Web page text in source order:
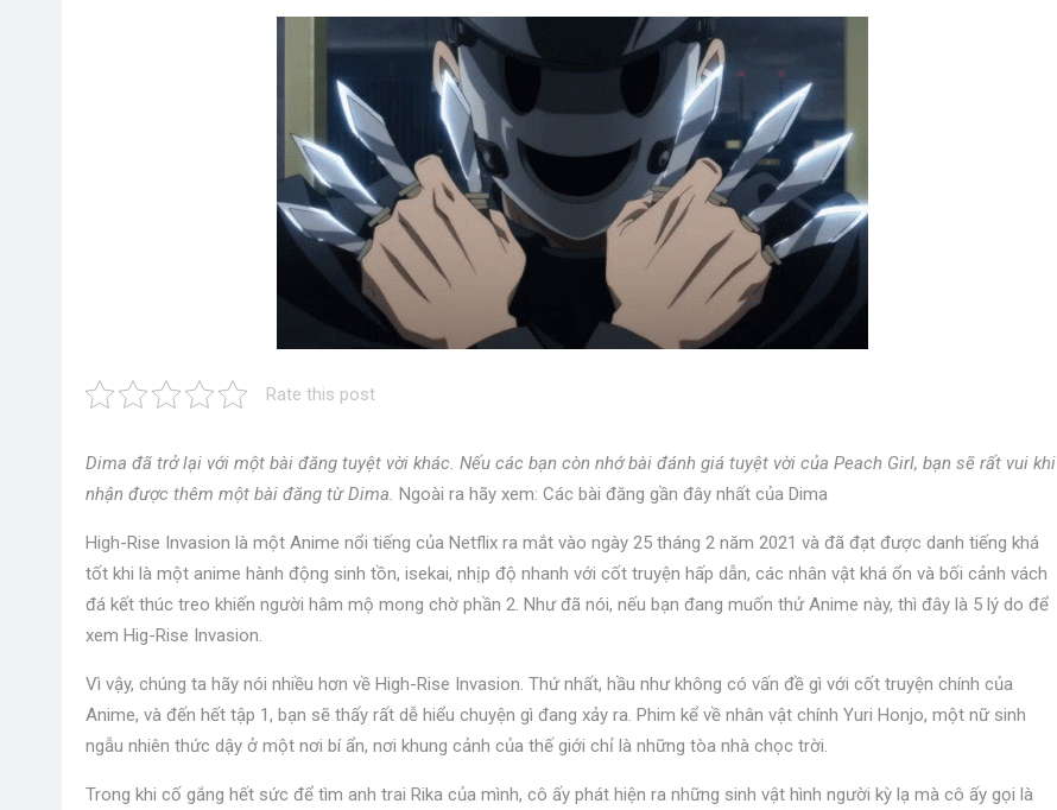
Rate this post
Dima đã trở lại với một bài đăng tuyệt vời khác. Nếu các bạn còn nhớ bài đánh giá tuyệt vời của Peach Girl, bạn sẽ rất vui khi
nhận được thêm một bài đăng từ Dima. Ngoài ra hãy xem: Các bài đăng gần đây nhất của Dima
High-Rise Invasion là một Anime nổi tiếng của Netflix ra mắt vào ngày 25 tháng 2 năm 2021 và đã đạt được danh tiếng khá
tốt khi là một anime hành động sinh tồn, isekai, nhịp độ nhanh với cốt truyện hấp dẫn, các nhân vật khá ổn và bối cảnh vách
đá kết thúc treo khiến người hâm mộ mong chờ phần 2. Như đã nói, nếu bạn đang muốn thử Anime này, thì đây là 5 lý do để
xem Hig-Rise Invasion.
Vì vậy, chúng ta hãy nói nhiều hơn về High-Rise Invasion. Thứ nhất, hầu như không có vấn đề gì với cốt truyện chính của
Anime, và đến hết tập 1, bạn sẽ thấy rất dễ hiểu chuyện gì đang xảy ra. Phim kể về nhân vật chính Yuri Honjo, một nữ sinh
ngẫu nhiên thức dậy ở một nơi bí ẩn, nơi khung cảnh của thế giới chỉ là những tòa nhà chọc trời.
Trong khi cố gắng hết sức để tìm anh trai Rika của mình, cô ấy phát hiện ra những sinh vật hình người kỳ lạ mà cô ấy gọi là